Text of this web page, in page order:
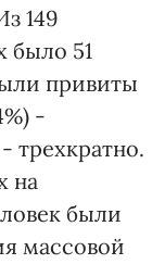
149
было 51
привиты
-
трехкратно.
на
были
массовой